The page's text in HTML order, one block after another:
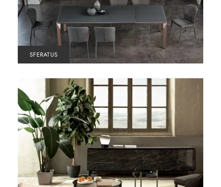
SFERATUS